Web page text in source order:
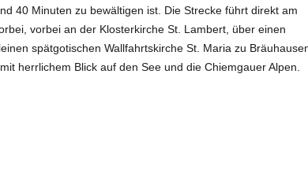
40 Minuten zu bewältigen ist. Die Strecke führt direkt am
vorbei an der Klosterkirche St. Lambert, über einen
spätgotischen Wallfahrtskirche St. Maria zu
herrlichem Blick auf den See und die Chiemgauer Alpen.